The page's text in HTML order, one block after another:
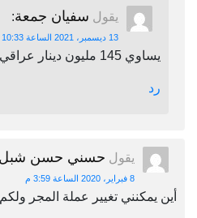
يقول سفيان جمعة:
13 ديسمبر، 2021 الساعة 10:33 ص
يساوي 145 مليون دينار عراقي
رد
يقول حسني حسن شبل
8 فبراير، 2020 الساعة 3:59 م
أين يمكنني تغيير عملة المجر